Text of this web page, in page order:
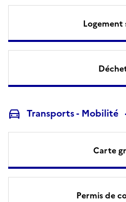
Logement
Transports - Mobilité
Carte
Permis de